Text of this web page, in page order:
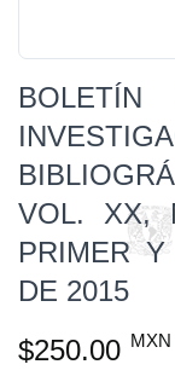
VOL. XX,
PRIMER
DE 2015
$250.00